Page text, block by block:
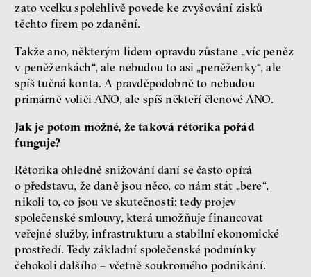
zato vcelku spolehlivě povede ke zvyšování zisků
těchto firem po zdanění.
Takže ano, některým lidem opravdu zůstane „víc peněz
v peněženkách“, ale nebudou to asi „peněženky“, ale
spíš tučná konta. A pravděpodobně to nebudou
primárně voliči ANO, ale spíš někteří členové ANO.
Jak je potom možné, že taková rétorika pořád
funguje?
Rétorika ohledně snižování daní se často opírá
o představu, že daně jsou něco, co nám stát „bere“,
nikoli to, co jsou ve skutečnosti: tedy projev
společenské smlouvy, která umožňuje financovat
veřejné služby, infrastrukturu a stabilní ekonomické
prostředí. Tedy základní společenské podmínky
čehokoli dalšího – včetně soukromého podnikání.